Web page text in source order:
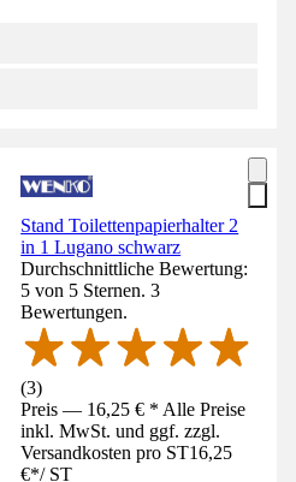
Stand Toilettenpapierhalter 2
in 1 Lugano schwarz
Durchschnittliche Bewertung:
5 von 5 Sternen. 3
Bewertungen.
(3)
Preis — 16,25 € * Alle Preise
inkl. MwSt. und ggf. zzgl.
Versandkosten pro ST16,25
€*/ ST